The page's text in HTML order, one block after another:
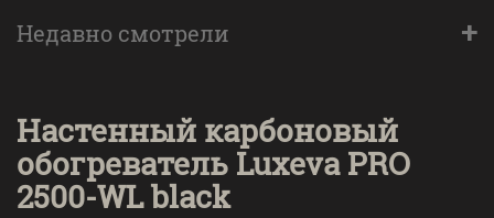
Недавно смотрели +
Настенный карбоновый
обогреватель Luxeva PRO
2500-WL black